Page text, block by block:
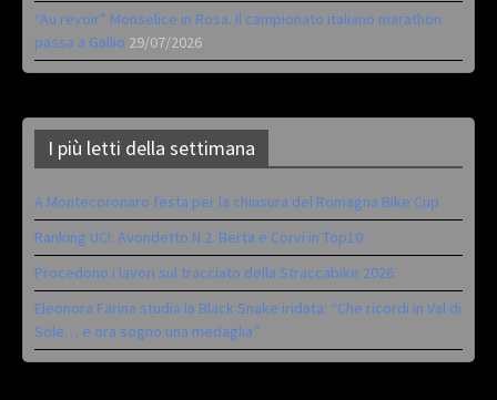
“Au revoir” Monselice in Rosa. Il campionato italiano marathon
passa a Gallio 29/07/2026
I più letti della settimana
A Montecoronaro festa per la chiusura del Romagna Bike Cup
Ranking UCI: Avondetto N.2. Berta e Corvi in Top10
Procedono i lavori sul tracciato della Straccabike 2026
Eleonora Farina studia la Black Snake iridata: “Che ricordi in Val di
Sole… e ora sogno una medaglia”